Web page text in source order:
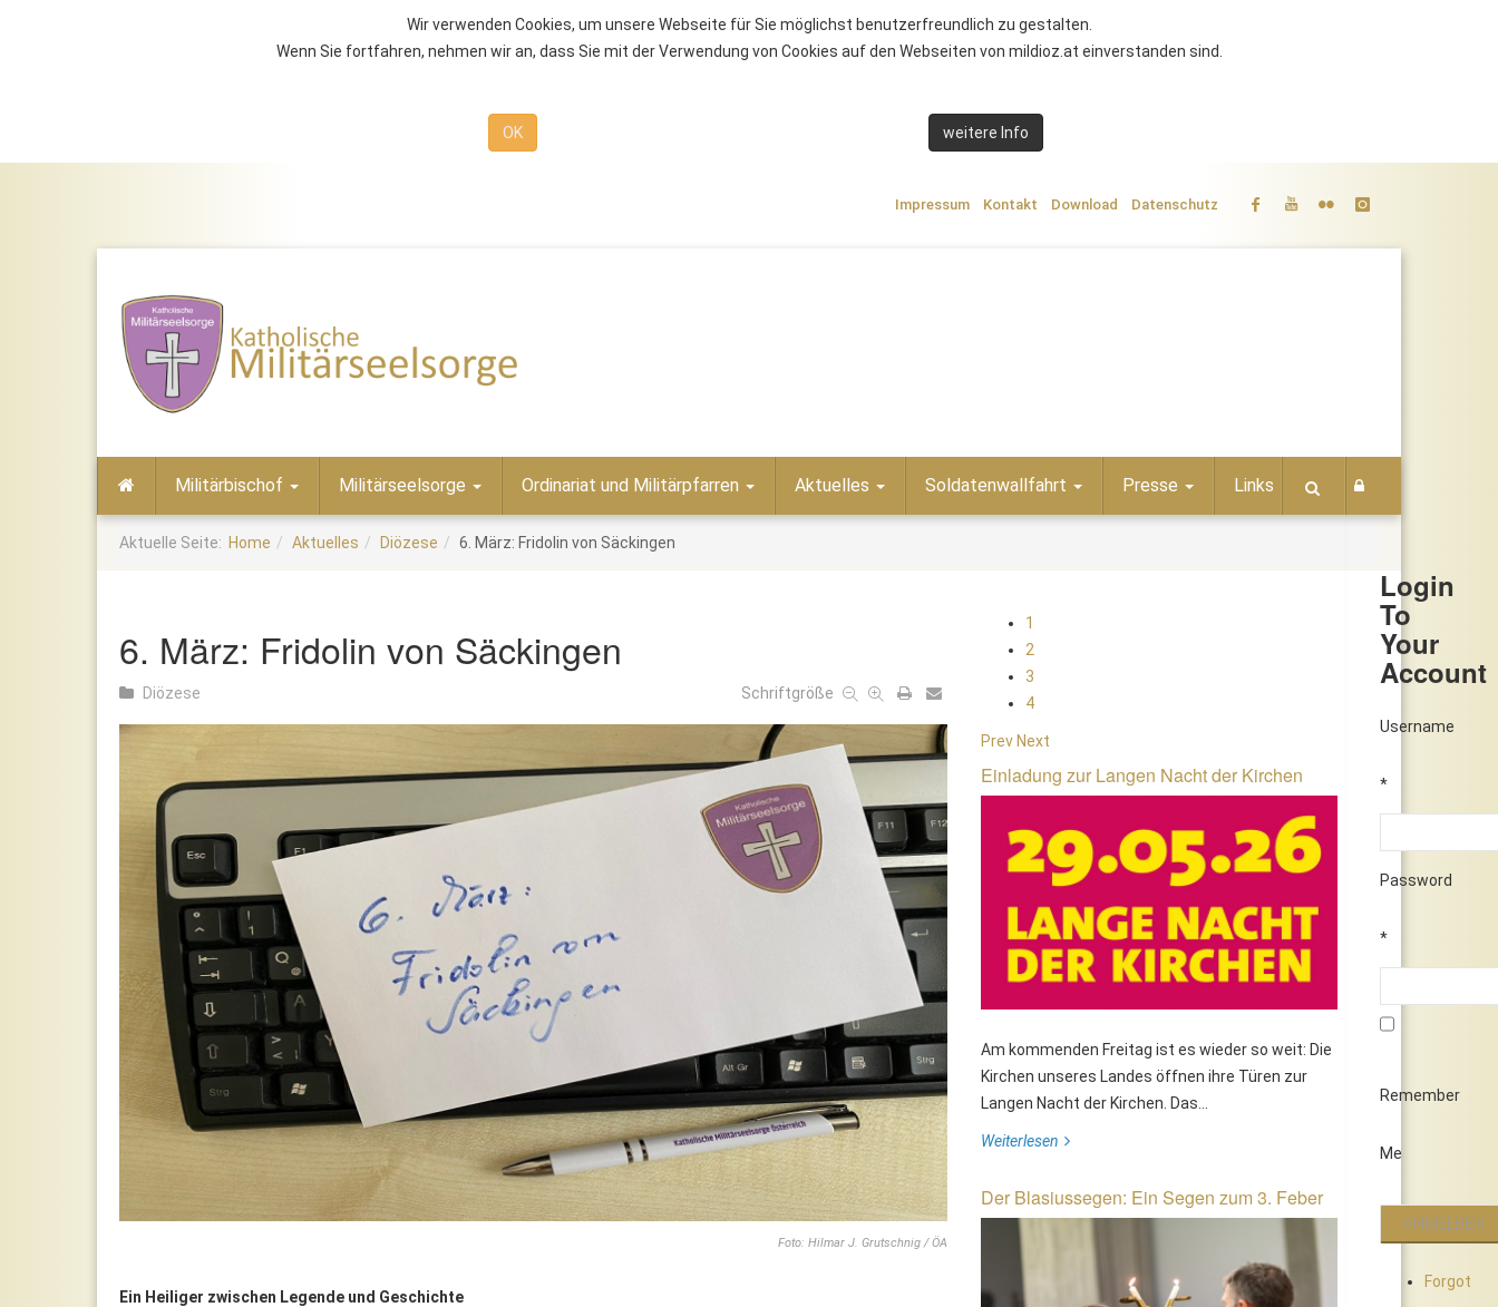
Wir verwenden Cookies, um unsere Webseite für Sie möglichst benutzerfreundlich zu gestalten.
Wenn Sie fortfahren, nehmen wir an, dass Sie mit der Verwendung von Cookies auf den Webseiten von mildioz.at einverstanden sind.
OK weitere Info
Impressum Kontakt Download Datenschutz
Login
To
Your
Account
Username
*
Password
*
Remember
Me
Forgot
Home
Militärbischof Militärseelsorge Ordinariat und Militärpfarren Aktuelles Soldatenwallfahrt Presse Links
Aktuelle Seite: Home Aktuelles Diözese 6. März: Fridolin von Säckingen
6. März: Fridolin von Säckingen
Diözese Schriftgröße
Foto: Hilmar J. Grutschnig / ÖA
Ein Heiliger zwischen Legende und Geschichte
1
2
3
4
Prev Next
Einladung zur Langen Nacht der Kirchen
Am kommenden Freitag ist es wieder so weit: Die
Kirchen unseres Landes öffnen ihre Türen zur
Langen Nacht der Kirchen. Das...
Weiterlesen
Der Blasiussegen: Ein Segen zum 3. Feber